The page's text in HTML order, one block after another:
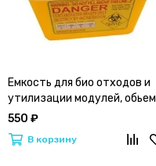
Емкость для био отходов и
утилизации модулей, обьем
5л
550 ₽
В корзину